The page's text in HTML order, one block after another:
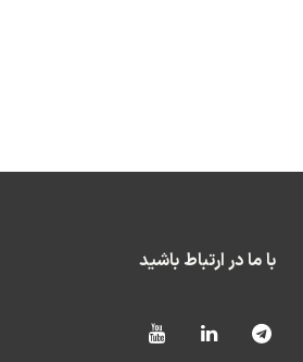
با ما در ارتباط باشید